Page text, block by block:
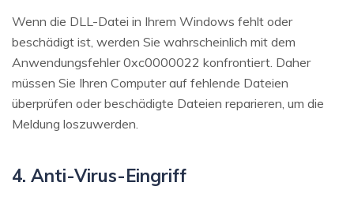
Wenn die DLL-Datei in Ihrem Windows fehlt oder
beschädigt ist, werden Sie wahrscheinlich mit dem
Anwendungsfehler 0xc0000022 konfrontiert. Daher
müssen Sie Ihren Computer auf fehlende Dateien
überprüfen oder beschädigte Dateien reparieren, um die
Meldung loszuwerden.
4. Anti-Virus-Eingriff